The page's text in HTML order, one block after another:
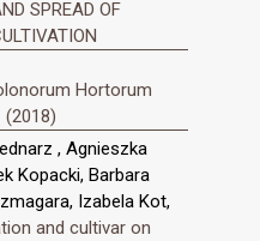
SPREAD OF
Hortorum
(2018)
, Agnieszka
Kopacki, Barbara
Izabela Kot,
and cultivar on